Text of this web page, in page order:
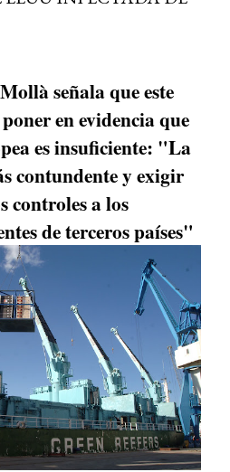
señala que este
en evidencia que
es insuficiente: "La
contundente y exigir
controles a los
de terceros países"